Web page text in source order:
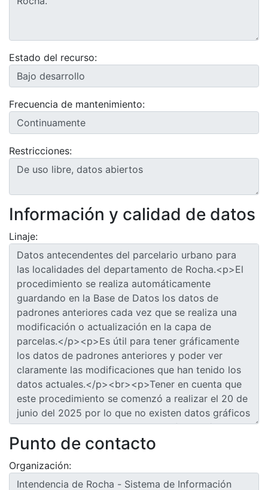
Estado del recurso:
Frecuencia de mantenimiento:
Restricciones:
Información y calidad de datos
Linaje:
Punto de contacto
Organización: